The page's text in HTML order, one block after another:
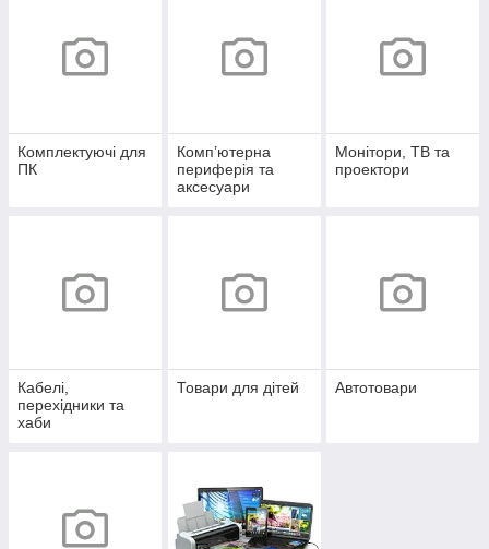
Комплектуючі для
ПК
Комп’ютерна
периферія та
аксесуари
Монітори, ТВ та
проектори
Кабелі,
перехідники та
хаби
Товари для дітей Автотовари